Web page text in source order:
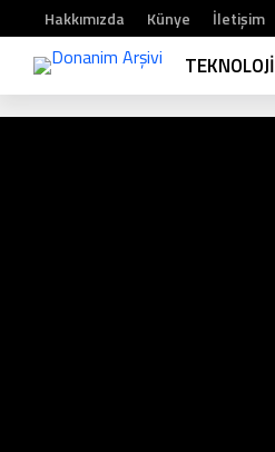
Hakkımızda Künye İletişim
TEKNOLOJI